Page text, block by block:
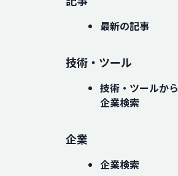
最新の記事
技術・ツール
技術・ツールから
企業検索
企業
企業検索